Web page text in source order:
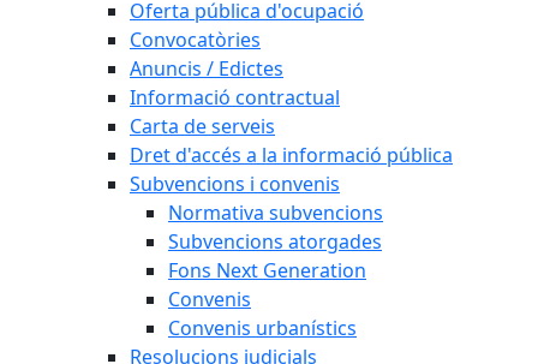
Oferta pública d'ocupació
Convocatòries
Anuncis / Edictes
Informació contractual
Carta de serveis
Dret d'accés a la informació pública
Subvencions i convenis
Normativa subvencions
Subvencions atorgades
Fons Next Generation
Convenis
Convenis urbanístics
Resolucions judicials